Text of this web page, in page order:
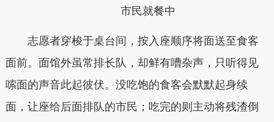
市民就餐中
志愿者穿梭于桌台间，按入座顺序将面送至食客
面前。面馆外虽常排长队，却鲜有嘈杂声，只听得见
嗦面的声音此起彼伏。没吃饱的食客会默默起身续
面，让座给后面排队的市民；吃完的则主动将残渣倒